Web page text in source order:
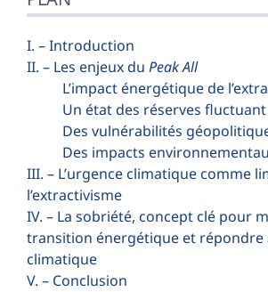
I. – Introduction
II. – Les enjeux du Peak All
L’impact énergétique de
Un état des réserves fluctuant
Des vulnérabilités
Des impacts
III. – L’urgence climatique comme
l’extractivisme
IV. – La sobriété, concept clé pour
transition énergétique et répondre
climatique
V. – Conclusion